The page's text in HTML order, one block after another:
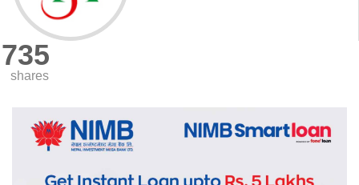
735
shares